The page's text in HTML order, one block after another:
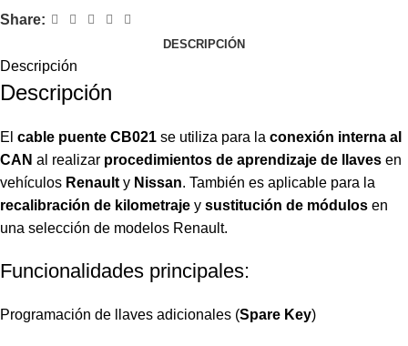
Share:
DESCRIPCIÓN
Descripción
Descripción
El cable puente CB021 se utiliza para la conexión interna al
CAN al realizar procedimientos de aprendizaje de llaves en
vehículos Renault y Nissan. También es aplicable para la
recalibración de kilometraje y sustitución de módulos en
una selección de modelos Renault.
Funcionalidades principales:
Programación de llaves adicionales (Spare Key)